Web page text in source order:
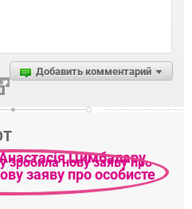
Добавить комментарий
Цимбалару
заяву про особисте